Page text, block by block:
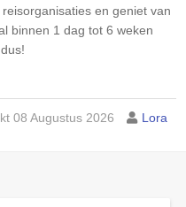
en geniet van
binnen 1 dag tot 6 weken
08 Augustus 2026 Lora